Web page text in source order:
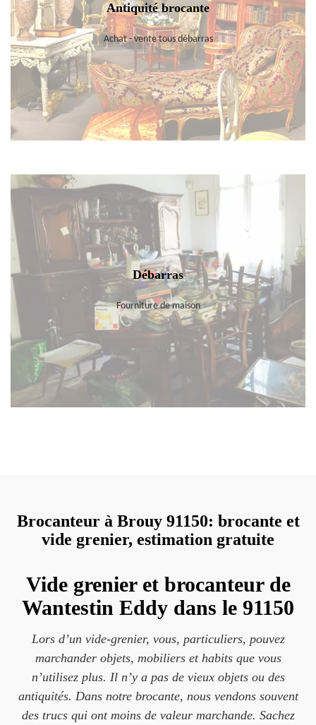
Antiquité brocante
Achat - vente tous débarras
Débarras
Fourniture de maison
Brocanteur à Brouy 91150: brocante et
vide grenier, estimation gratuite
Vide grenier et brocanteur de
Wantestin Eddy dans le 91150
Lors d’un vide-grenier, vous, particuliers, pouvez
marchander objets, mobiliers et habits que vous
n’utilisez plus. Il n’y a pas de vieux objets ou des
antiquités. Dans notre brocante, nous vendons souvent
des trucs qui ont moins de valeur marchande. Sachez